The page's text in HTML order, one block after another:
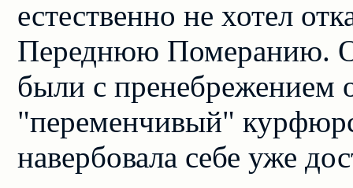
естественно не хотел
Переднюю Померанию.
были с пренебрежением
"переменчивый"
навербовала себе уже